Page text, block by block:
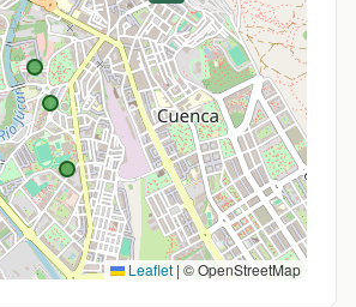
Leaflet | © OpenStreetMap